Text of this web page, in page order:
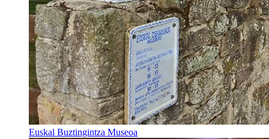
Euskal Buztingintza Museoa